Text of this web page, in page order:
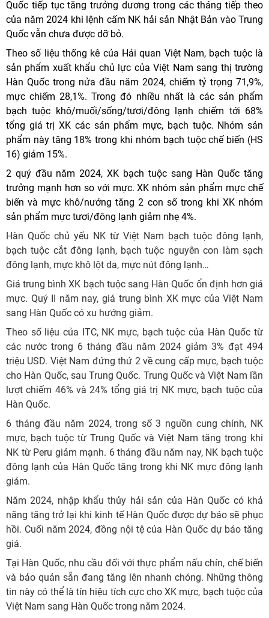
Quốc tiếp tục tăng trưởng dương trong các tháng tiếp theo
của năm 2024 khi lệnh cấm NK hải sản Nhật Bản vào Trung
Quốc vẫn chưa được dỡ bỏ.
Theo số liệu thống kê của Hải quan Việt Nam, bạch tuộc là
sản phẩm xuất khẩu chủ lực của Việt Nam sang thị trường
Hàn Quốc trong nửa đầu năm 2024, chiếm tỷ trọng 71,9%,
mực chiếm 28,1%. Trong đó nhiều nhất là các sản phẩm
bạch tuộc khô/muối/sống/tươi/đông lạnh chiếm tới 68%
tổng giá trị XK các sản phẩm mực, bạch tuộc. Nhóm sản
phẩm này tăng 18% trong khi nhóm bạch tuộc chế biến (HS
16) giảm 15%.
2 quý đầu năm 2024, XK bạch tuộc sang Hàn Quốc tăng
trưởng mạnh hơn so với mực. XK nhóm sản phẩm mực chế
biến và mực khô/nướng tăng 2 con số trong khi XK nhóm
sản phẩm mực tươi/đông lạnh giảm nhẹ 4%.
Hàn Quốc chủ yếu NK từ Việt Nam bạch tuộc đông lạnh,
bạch tuộc cắt đông lạnh, bạch tuộc nguyên con làm sạch
đông lạnh, mực khô lột da, mực nút đông lạnh…
Giá trung bình XK bạch tuộc sang Hàn Quốc ổn định hơn giá
mực. Quý II năm nay, giá trung bình XK mực của Việt Nam
sang Hàn Quốc có xu hướng giảm.
Theo số liệu của ITC, NK mực, bạch tuộc của Hàn Quốc từ
các nước trong 6 tháng đầu năm 2024 giảm 3% đạt 494
triệu USD. Việt Nam đứng thứ 2 về cung cấp mực, bạch tuộc
cho Hàn Quốc, sau Trung Quốc. Trung Quốc và Việt Nam lần
lượt chiếm 46% và 24% tổng giá trị NK mực, bạch tuộc của
Hàn Quốc.
6 tháng đầu năm 2024, trong số 3 nguồn cung chính, NK
mực, bạch tuộc từ Trung Quốc và Việt Nam tăng trong khi
NK từ Peru giảm mạnh. 6 tháng đầu năm nay, NK bạch tuộc
đông lạnh của Hàn Quốc tăng trong khi NK mực đông lạnh
giảm.
Năm 2024, nhập khẩu thủy hải sản của Hàn Quốc có khả
năng tăng trở lại khi kinh tế Hàn Quốc được dự báo sẽ phục
hồi. Cuối năm 2024, đồng nội tệ của Hàn Quốc dự báo tăng
giá.
Tại Hàn Quốc, nhu cầu đối với thực phẩm nấu chín, chế biến
và bảo quản sẵn đang tăng lên nhanh chóng. Những thông
tin này có thể là tín hiệu tích cực cho XK mực, bạch tuộc của
Việt Nam sang Hàn Quốc trong năm 2024.